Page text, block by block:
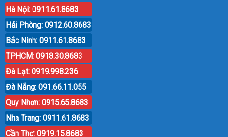
Hà Nội: 0911.61.8683
Hải Phòng: 0912.60.8683
Bắc Ninh: 0911.61.8683
TPHCM: 0918.30.8683
Đà Lạt: 0919.998.236
Đà Nẵng: 091.66.11.055
Quy Nhơn: 0915.65.8683
Nha Trang: 0911.61.8683
Cần Thơ: 0919.15.8683